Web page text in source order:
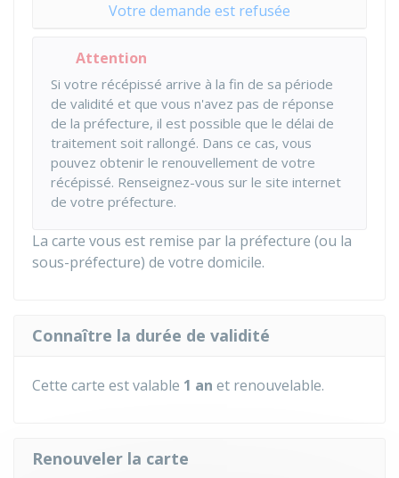
Votre demande est refusée
Attention
Si votre récépissé arrive à la fin de sa période
de validité et que vous n'avez pas de réponse
de la préfecture, il est possible que le délai de
traitement soit rallongé. Dans ce cas, vous
pouvez obtenir le renouvellement de votre
récépissé. Renseignez-vous sur le site internet
de votre préfecture.
La carte vous est remise par la préfecture (ou la
sous-préfecture) de votre domicile.
Connaître la durée de validité
Cette carte est valable 1 an et renouvelable.
Renouveler la carte